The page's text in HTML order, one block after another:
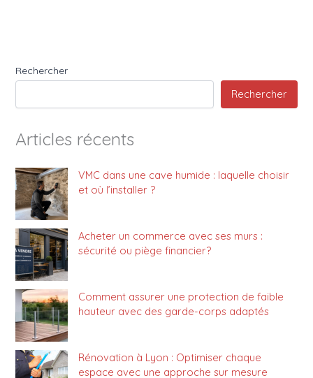
Rechercher
Rechercher
Articles récents
VMC dans une cave humide : laquelle choisir
et où l’installer ?
Acheter un commerce avec ses murs :
sécurité ou piège financier?
Comment assurer une protection de faible
hauteur avec des garde-corps adaptés
Rénovation à Lyon : Optimiser chaque
espace avec une approche sur mesure